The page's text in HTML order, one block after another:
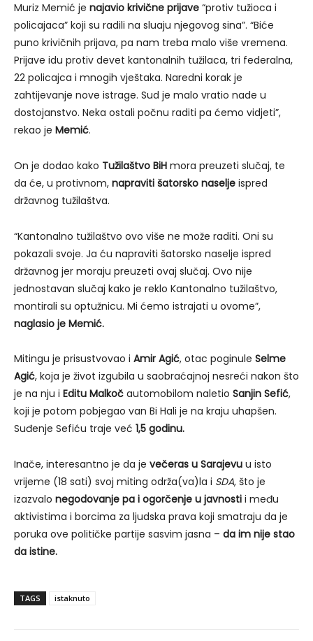
Muriz Memić je najavio krivične prijave “protiv tužioca i
policajaca” koji su radili na sluaju njegovog sina”. “Biće
puno krivičnih prijava, pa nam treba malo više vremena.
Prijave idu protiv devet kantonalnih tužilaca, tri federalna,
22 policajca i mnogih vještaka. Naredni korak je
zahtijevanje nove istrage. Sud je malo vratio nade u
dostojanstvo. Neka ostali počnu raditi pa ćemo vidjeti”,
rekao je Memić.
On je dodao kako Tužilaštvo BiH mora preuzeti slučaj, te
da će, u protivnom, napraviti šatorsko naselje ispred
državnog tužilaštva.
“Kantonalno tužilaštvo ovo više ne može raditi. Oni su
pokazali svoje. Ja ću napraviti šatorsko naselje ispred
državnog jer moraju preuzeti ovaj slučaj. Ovo nije
jednostavan slučaj kako je reklo Kantonalno tužilaštvo,
montirali su optužnicu. Mi ćemo istrajati u ovome”,
naglasio je Memić.
Mitingu je prisustvovao i Amir Agić, otac poginule Selme
Agić, koja je život izgubila u saobraćajnoj nesreći nakon što
je na nju i Editu Malkoč automobilom naletio Sanjin Sefić,
koji je potom pobjegao van Bi Hali je na kraju uhapšen.
Suđenje Sefiću traje već 1,5 godinu.
Inače, interesantno je da je večeras u Sarajevu u isto
vrijeme (18 sati) svoj miting održa(va)la i SDA, što je
izazvalo negodovanje pa i ogorčenje u javnosti i među
aktivistima i borcima za ljudska prava koji smatraju da je
poruka ove političke partije sasvim jasna – da im nije stao
da istine.
TAGS istaknuto